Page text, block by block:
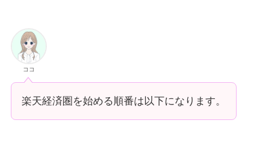
ココ
楽天経済圏を始める順番は以下になります。